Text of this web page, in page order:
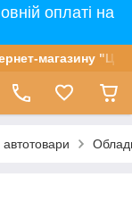
оплаті на
магазину
автотовари